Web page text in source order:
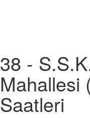
38 -
Mahallesi
Saatleri